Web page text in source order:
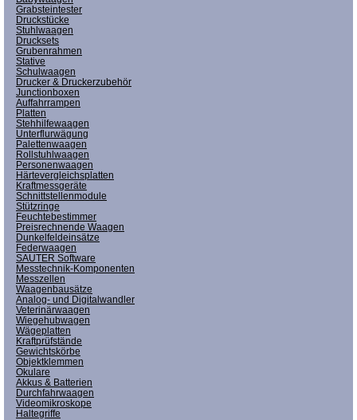
Grabsteintester
Druckstücke
Stuhlwaagen
Drucksets
Grubenrahmen
Stative
Schulwaagen
Drucker & Druckerzubehör
Junctionboxen
Auffahrrampen
Platten
Stehhilfewaagen
Unterflurwägung
Palettenwaagen
Rollstuhlwaagen
Personenwaagen
Härtevergleichsplatten
Kraftmessgeräte
Schnittstellenmodule
Stützringe
Feuchtebestimmer
Preisrechnende Waagen
Dunkelfeldeinsätze
Federwaagen
SAUTER Software
Messtechnik-Komponenten
Messzellen
Waagenbausätze
Analog- und Digitalwandler
Veterinärwaagen
Wiegehubwagen
Wägeplatten
Kraftprüfstände
Gewichtskörbe
Objektklemmen
Okulare
Akkus & Batterien
Durchfahrwaagen
Videomikroskope
Haltegriffe